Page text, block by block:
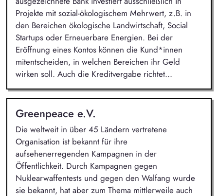
Projekte mit sozial-ökologischem Mehrwert, z.B. in
den Bereichen ökologische Landwirtschaft, Social
Startups oder Erneuerbare Energien. Bei der
Eröffnung eines Kontos können die Kund*innen
mitentscheiden, in welchen Bereichen ihr Geld
wirken soll. Auch die Kreditvergabe richtet...
Greenpeace e.V.
Die weltweit in über 45 Ländern vertretene
Organisation ist bekannt für ihre
aufsehenerregenden Kampagnen in der
Öffentlichkeit. Durch Kampagnen gegen
Nuklearwaffentests und gegen den Walfang wurde
sie bekannt, hat aber zum Thema mittlerweile auch